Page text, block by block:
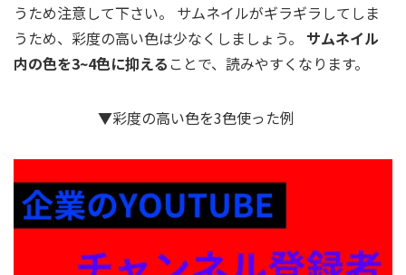
うため注意して下さい。 サムネイルがギラギラしてしま
うため、彩度の高い色は少なくしましょう。 サムネイル
内の色を3~4色に抑える ことで、読みやすくなります。
▼彩度の高い色を3色使った例